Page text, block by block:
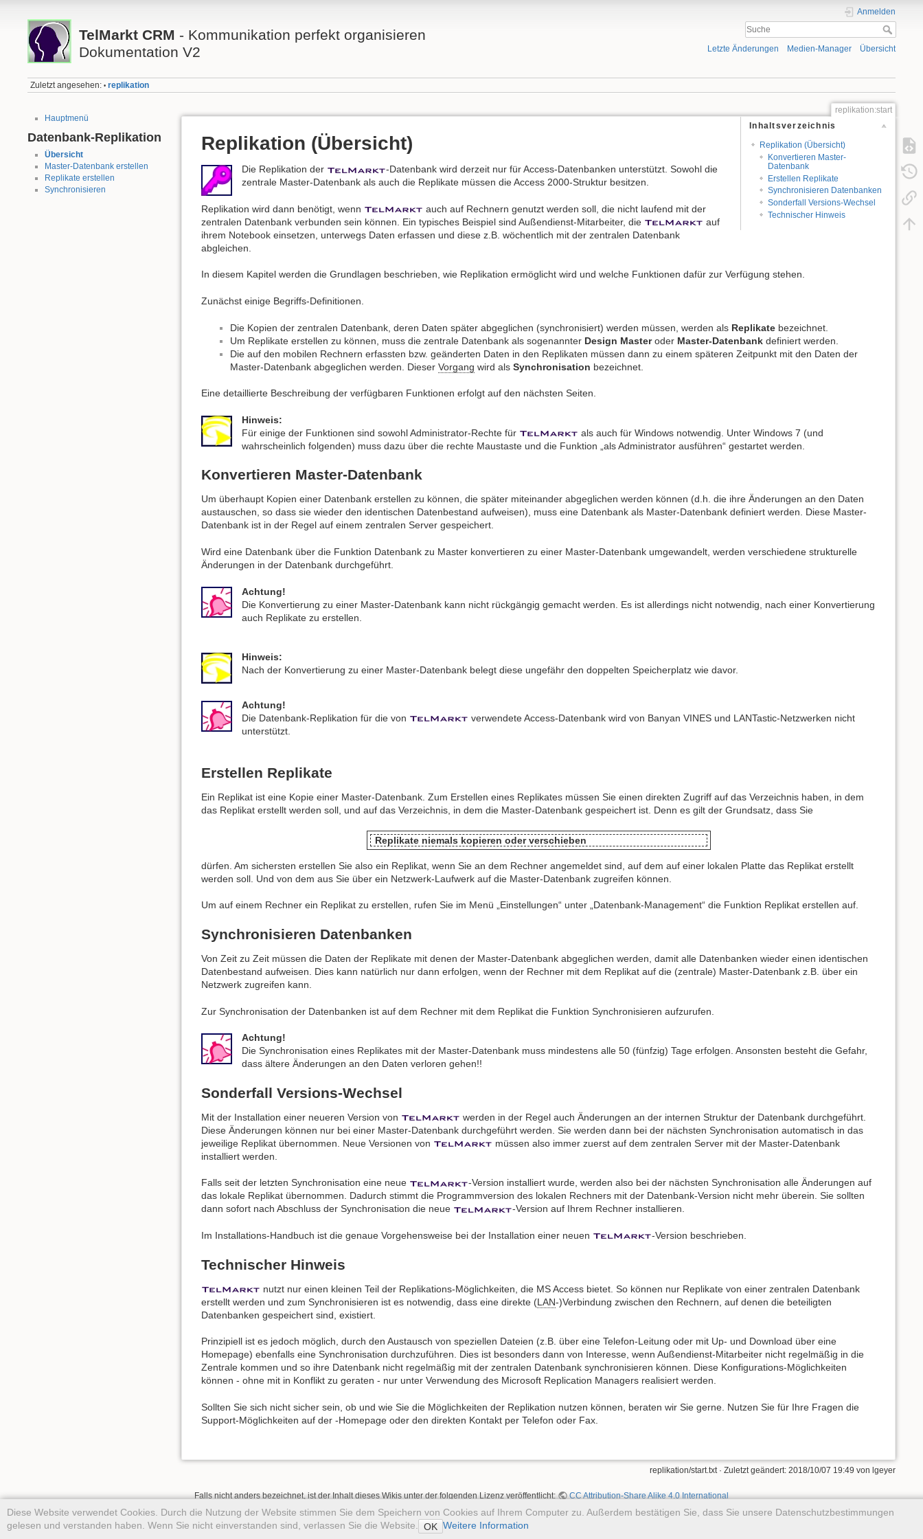
TelMarkt CRM - Kommunikation perfekt organisieren
Dokumentation V2
Anmelden
Letzte Änderungen Medien-Manager Übersicht
Zuletzt angesehen: • replikation
Hauptmenü
Datenbank-Replikation
Übersicht
Master-Datenbank erstellen
Replikate erstellen
Synchronisieren
replikation:start
Inhaltsverzeichnis
Replikation (Übersicht)
Konvertieren Master-
Datenbank
Erstellen Replikate
Synchronisieren Datenbanken
Sonderfall Versions-Wechsel
Technischer Hinweis
Replikation (Übersicht)
Die Replikation der
-Datenbank wird derzeit nur für Access-Datenbanken unterstützt. Sowohl die
zentrale Master-Datenbank als auch die Replikate müssen die Access 2000-Struktur besitzen.
Replikation wird dann benötigt, wenn
auch auf Rechnern genutzt werden soll, die nicht laufend mit der
zentralen Datenbank verbunden sein können. Ein typisches Beispiel sind Außendienst-Mitarbeiter, die
auf
ihrem Notebook einsetzen, unterwegs Daten erfassen und diese z.B. wöchentlich mit der zentralen Datenbank
abgleichen.
In diesem Kapitel werden die Grundlagen beschrieben, wie Replikation ermöglicht wird und welche Funktionen dafür zur Verfügung stehen.
Zunächst einige Begriffs-Definitionen.
Die Kopien der zentralen Datenbank, deren Daten später abgeglichen (synchronisiert) werden müssen, werden als Replikate bezeichnet.
Um Replikate erstellen zu können, muss die zentrale Datenbank als sogenannter Design Masteroder Master-Datenbank definiert werden.
Die auf den mobilen Rechnern erfassten bzw. geänderten Daten in den Replikaten müssen dann zu einem späteren Zeitpunkt mit den Daten der
Master-Datenbank abgeglichen werden. Dieser Vorgang wird als Synchronisation bezeichnet.
Eine detaillierte Beschreibung der verfügbaren Funktionen erfolgt auf den nächsten Seiten.
Hinweis:
Für einige der Funktionen sind sowohl Administrator-Rechte für
als auch für Windows notwendig. Unter Windows 7 (und
wahrscheinlich folgenden) muss dazu über die rechte Maustaste und die Funktion „als Administrator ausführen“ gestartet werden.
Konvertieren Master-Datenbank
Um überhaupt Kopien einer Datenbank erstellen zu können, die später miteinander abgeglichen werden können (d.h. die ihre Änderungen an den Daten
austauschen, so dass sie wieder den identischen Datenbestand aufweisen), muss eine Datenbank als Master-Datenbank definiert werden. Diese Master-
Datenbank ist in der Regel auf einem zentralen Server gespeichert.
Wird eine Datenbank über die Funktion Datenbank zu Master konvertieren zu einer Master-Datenbank umgewandelt, werden verschiedene strukturelle
Änderungen in der Datenbank durchgeführt.
Achtung!
Die Konvertierung zu einer Master-Datenbank kann nicht rückgängig gemacht werden. Es ist allerdings nicht notwendig, nach einer Konvertierung
auch Replikate zu erstellen.
Hinweis:
Nach der Konvertierung zu einer Master-Datenbank belegt diese ungefähr den doppelten Speicherplatz wie davor.
Achtung!
Die Datenbank-Replikation für die von
verwendete Access-Datenbank wird von Banyan VINES und LANTastic-Netzwerken nicht
unterstützt.
Erstellen Replikate
Ein Replikat ist eine Kopie einer Master-Datenbank. Zum Erstellen eines Replikates müssen Sie einen direkten Zugriff auf das Verzeichnis haben, in dem
das Replikat erstellt werden soll, und auf das Verzeichnis, in dem die Master-Datenbank gespeichert ist. Denn es gilt der Grundsatz, dass Sie
Replikate niemals kopieren oder verschieben
dürfen. Am sichersten erstellen Sie also ein Replikat, wenn Sie an dem Rechner angemeldet sind, auf dem auf einer lokalen Platte das Replikat erstellt
werden soll. Und von dem aus Sie über ein Netzwerk-Laufwerk auf die Master-Datenbank zugreifen können.
Um auf einem Rechner ein Replikat zu erstellen, rufen Sie im Menü „Einstellungen“ unter „Datenbank-Management“ die Funktion Replikat erstellen auf.
Synchronisieren Datenbanken
Von Zeit zu Zeit müssen die Daten der Replikate mit denen der Master-Datenbank abgeglichen werden, damit alle Datenbanken wieder einen identischen
Datenbestand aufweisen. Dies kann natürlich nur dann erfolgen, wenn der Rechner mit dem Replikat auf die (zentrale) Master-Datenbank z.B. über ein
Netzwerk zugreifen kann.
Zur Synchronisation der Datenbanken ist auf dem Rechner mit dem Replikat die Funktion Synchronisieren aufzurufen.
Achtung!
Die Synchronisation eines Replikates mit der Master-Datenbank muss mindestens alle 50 (fünfzig) Tage erfolgen. Ansonsten besteht die Gefahr,
dass ältere Änderungen an den Daten verloren gehen!!
Sonderfall Versions-Wechsel
Mit der Installation einer neueren Version von
werden in der Regel auch Änderungen an der internen Struktur der Datenbank durchgeführt.
Diese Änderungen können nur bei einer Master-Datenbank durchgeführt werden. Sie werden dann bei der nächsten Synchronisation automatisch in das
jeweilige Replikat übernommen. Neue Versionen von
müssen also immer zuerst auf dem zentralen Server mit der Master-Datenbank
installiert werden.
Falls seit der letzten Synchronisation eine neue
-Version installiert wurde, werden also bei der nächsten Synchronisation alle Änderungen auf
das lokale Replikat übernommen. Dadurch stimmt die Programmversion des lokalen Rechners mit der Datenbank-Version nicht mehr überein. Sie sollten
dann sofort nach Abschluss der Synchronisation die neue
-Version auf Ihrem Rechner installieren.
Im Installations-Handbuch ist die genaue Vorgehensweise bei der Installation einer neuen -Version beschrieben.
Technischer Hinweis
nutzt nur einen kleinen Teil der Replikations-Möglichkeiten, die MS Access bietet. So können nur Replikate von einer zentralen Datenbank
erstellt werden und zum Synchronisieren ist es notwendig, dass eine direkte (LAN-)Verbindung zwischen den Rechnern, auf denen die beteiligten
Datenbanken gespeichert sind, existiert.
Prinzipiell ist es jedoch möglich, durch den Austausch von speziellen Dateien (z.B. über eine Telefon-Leitung oder mit Up- und Download über eine
Homepage) ebenfalls eine Synchronisation durchzuführen. Dies ist besonders dann von Interesse, wenn Außendienst-Mitarbeiter nicht regelmäßig in die
Zentrale kommen und so ihre Datenbank nicht regelmäßig mit der zentralen Datenbank synchronisieren können. Diese Konfigurations-Möglichkeiten
können - ohne mit in Konflikt zu geraten - nur unter Verwendung des Microsoft Replication Managers realisiert werden.
Sollten Sie sich nicht sicher sein, ob und wie Sie die Möglichkeiten der Replikation nutzen können, beraten wir Sie gerne. Nutzen Sie für Ihre Fragen die
Support-Möglichkeiten auf der -Homepage oder den direkten Kontakt per Telefon oder Fax.
Diese Website verwendet Cookies. Durch die Nutzung der Website stimmen Sie dem Speichern von Cookies auf Ihrem Computer zu. Außerdem bestätigen Sie, dass Sie unsere Datenschutzbestimmungen
gelesen und verstanden haben. Wenn Sie nicht einverstanden sind, verlassen Sie die Website. OK Weitere Information
replikation/start.txt· Zuletzt geändert: 2018/10/07 19:49 von lgeyer
Falls nicht anders bezeichnet, ist der Inhalt dieses Wikis unter der folgenden Lizenz veröffentlicht: CC Attribution-Share Alike 4.0 International